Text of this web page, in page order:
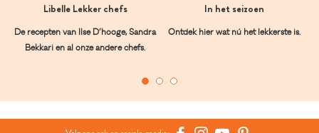
Libelle Lekker chefs
De recepten van Ilse D’hooge, Sandra
Bekkari en al onze andere chefs.
In het seizoen
Ontdek hier wat nú het lekkerste is.